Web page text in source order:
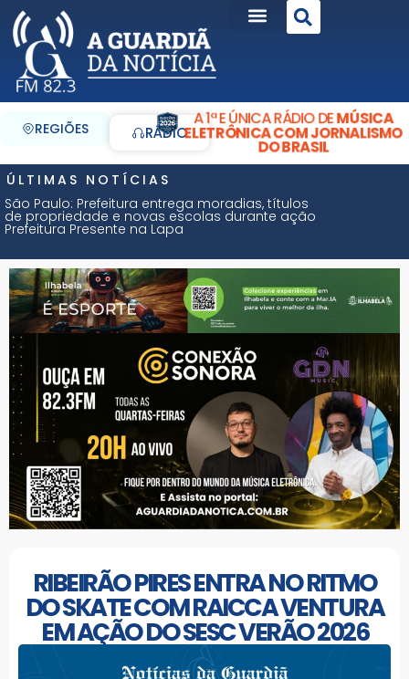
REGIÕES RÁDIO
A 1ª E ÚNICA RÁDIO DEMÚSICA
ELETRÔNICA COM JORNALISMO
DO BRASIL
ÚLTIMAS NOTÍCIAS
São Paulo: Prefeitura entrega moradias, títulos
de propriedade e novas escolas durante ação
Prefeitura Presente na Lapa
RIBEIRÃO PIRES ENTRA NO RITMO
DO SKATE COM RAICCA VENTURA
EM AÇÃO DO SESC VERÃO 2026